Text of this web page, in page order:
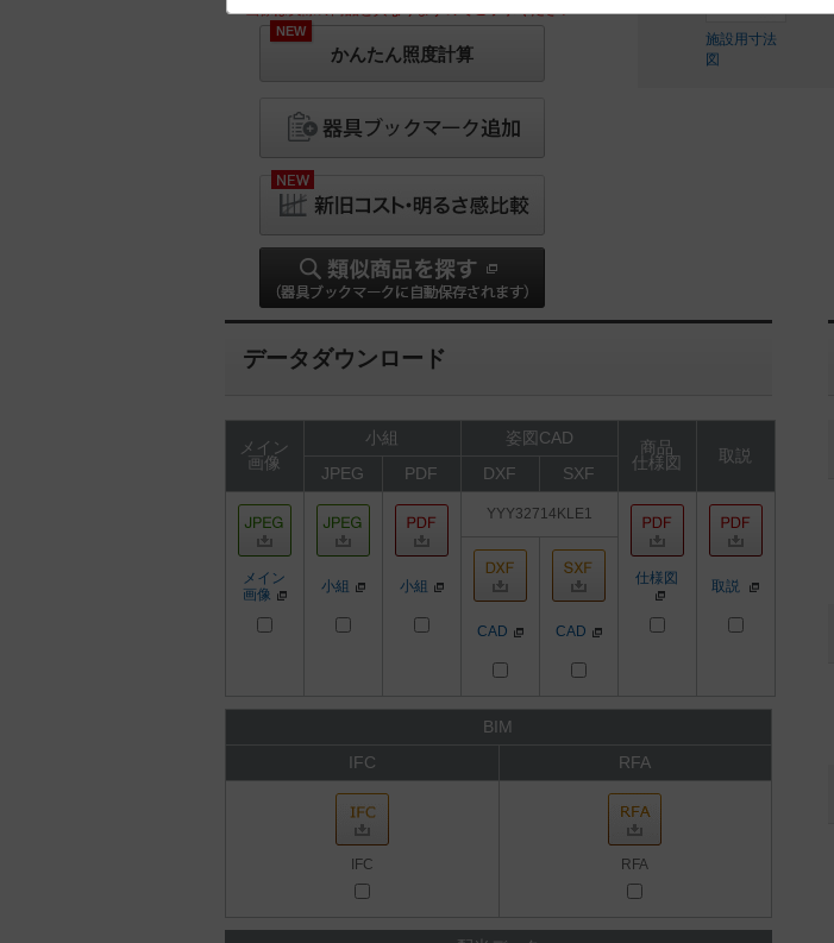
※画像は実際の商品と異なりますのでご了承ください
NEW
かんたん照度計算
施設用寸法
図
データダウンロード
メイン
画像
小組 姿図CAD
商品
仕様図
取説
JPEG
PDF DXF SXF
メイン
画像
小組 小組
YYY32714KLE1
仕様図 取説
CAD CAD
BIM
IFC
RFA
IFC RFA